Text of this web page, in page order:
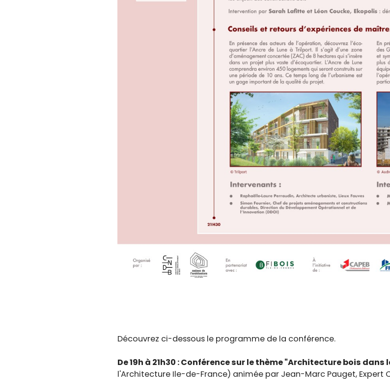
Découvrez ci-dessous le programme de la conférence.
De 19h à 21h30 : Conférence sur le thème "Architecture bois dans
l'Architecture Ile-de-France) animée par Jean-Marc Pauget, Expert